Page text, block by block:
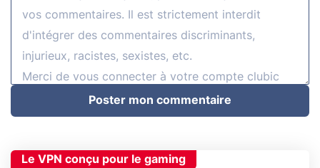
Poster mon commentaire
Le VPN conçu pour le gaming